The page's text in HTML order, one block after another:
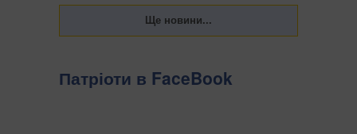
Патріоти в FaceBook